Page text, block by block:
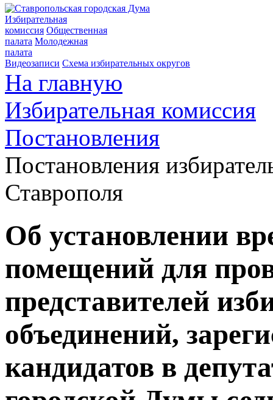
Избирательная
комиссия Общественная
палата Молодежная
палата
Видеозаписи Схема избирательных округов
На главную
Избирательная комиссия
Постановления
Постановления
Ставрополя
Об установлении
помещений для
представителей
объединений,
кандидатов в